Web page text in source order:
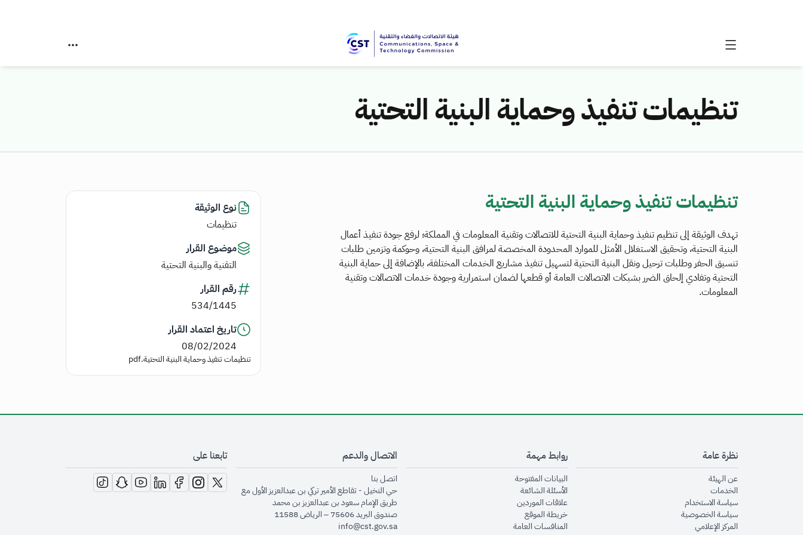
تنظيمات تنفيذ وحماية البنية التحتية
تنظيمات تنفيذ وحماية البنية التحتية
تهدف الوثيقة إلى تنظيم تنفيذ وحماية البنية التحتية للاتصالات وتقنية المعلومات في المملكة؛ لرفع جودة تنفيذ أعمال
البنية التحتية، وتحقيق الاستغلال الأمثل للموارد المحدودة المخصصة لمرافق البنية التحتية، وحوكمة وتزمين طلبات
تنسيق الحفر وطلبات ترحيل ونقل البنية التحتية لتسهيل تنفيذ مشاريع الخدمات المختلفة، بالإضافة إلى حماية البنية
التحتية وتفادي إلحاق الضرر بشبكات الاتصالات العامة أو قطعها لضمان استمرارية وجودة خدمات الاتصالات وتقنية
المعلومات.
نوع الوثيقة
تنظيمات
موضوع القرار
التقنية والبنية التحتية
رقم القرار
534/1445
تاريخ اعتماد القرار
08/02/2024
تنظيمات تنفيذ وحماية البنية التحتية.pdf
نظرة عامة
عن الهيئةopens in new window
الخدماتopens in new window
سياسة الاستخدام
سياسة الخصوصيةopens in new window
المركز الإعلاميopens in new window
روابط مهمة
البيانات المفتوحةopens in new window
الأسئلة الشائعةopens in new window
علاقات الموردينopens in new window
خريطة الموقعopens in new window
المنافسات العامةopens in new window
الاتصال والدعم
اتصل بنا
حي النخيل - تقاطع الأمير تركي بن عبدالعزيز الأول مع
طريق الإمام سعود بن عبدالعزيز بن محمد
صندوق البريد 75606 – الرياض 11588
info@cst.gov.sa
تابعنا على
opens in new window
opens in new window
opens in new window
opens in new window
opens in new window
opens in new window
opens in new window